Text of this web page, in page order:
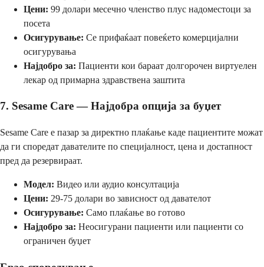
Цени: 99 долари месечно членство плус надоместоци за
посета
Осигурување: Се прифаќаат повеќето комерцијални
осигурувања
Најдобро за: Пациенти кои бараат долгорочен виртуелен
лекар од примарна здравствена заштита
7. Sesame Care — Најдобра опција за буџет
Sesame Care е пазар за директно плаќање каде пациентите можат
да ги споредат давателите по специјалност, цена и достапност
пред да резервираат.
Модел: Видео или аудио консултација
Цени: 29-75 долари во зависност од давателот
Осигурување: Само плаќање во готово
Најдобро за: Неосигурани пациенти или пациенти со
ограничен буџет